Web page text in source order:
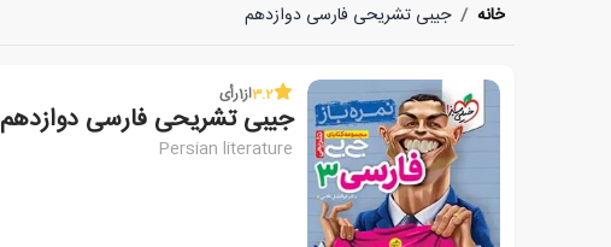
خانه / جیبی تشریحی فارسی دوازدهم
3.2از1رأی
جیبی تشریحی فارسی دوازدهم
Persian literature